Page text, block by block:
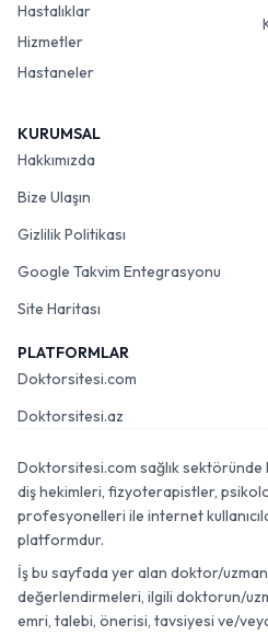
Hastalıklar
Hizmetler
Hastaneler
KURUMSAL
Hakkımızda
Bize Ulaşın
Gizlilik Politikası
Google Takvim Entegrasyonu
Site Haritası
PLATFORMLAR
Doktorsitesi.com
Doktorsitesi.az
Doktorsitesi.com sağlık sektöründe
diş hekimleri, fizyoterapistler,
profesyonelleri ile internet
platformdur.
İş bu sayfada yer alan doktor/
değerlendirmeleri, ilgili doktorun/
emri, talebi, önerisi, tavsiyesi ve/veya